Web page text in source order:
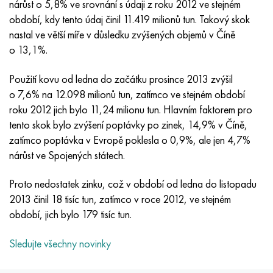
nárůst o 5,8% ve srovnání s údaji z roku 2012 ve stejném
období, kdy tento údaj činil 11.419 milionů tun. Takový skok
nastal ve větší míře v důsledku zvýšených objemů v Číně
o 13,1%.
Použití kovu od ledna do začátku prosince 2013 zvýšil
o 7,6% na 12.098 milionů tun, zatímco ve stejném období
roku 2012 jich bylo 11,24 milionu tun. Hlavním faktorem pro
tento skok bylo zvýšení poptávky po zinek, 14,9% v Číně,
zatímco poptávka v Evropě poklesla o 0,9%, ale jen 4,7%
nárůst ve Spojených státech.
Proto nedostatek zinku, což v období od ledna do listopadu
2013 činil 18 tisíc tun, zatímco v roce 2012, ve stejném
období, jich bylo 179 tisíc tun.
Sledujte všechny novinky
Inotherm
incotest
Kobalt 6B
maraging 250
René 41
Maraging 300
Maraging 350
MP35N
47ND
47НХР
49K2F, 49K2FA-VI
Slitina 50N
Slitina 50NP
50 NHS
Slitina 52N
52K12F
HN62VMYUT
HN62MVKYU
XN65VM
KhN65VMTYu
KhN67MVTYu
KhN68VKTYU
KhN68VMTYUK-vd
KhN70VMTYu
VT-35
PT-1M
PT-7M
2B
SPT-2 sv
AT3
3M
TL3
1.4466 - AISI 310MoLn
Slitina Al6xn
PH 13-8 Po - 1,4534
1,4542 - 17-4Ph®
Custom 455® - 1.4543 - uns s45500
1,4545 - 15-5Ph®
1,4548 - 17-4Ph®
1,4550 - AISI 347
10X17H13M3T
10X18N18Yu4D
12Х18Н9Т
13X11N2V2MF
15x11mf
15x12vnmf
15H12H2MVFAB
15X16K5N2MVFAB
2,0872, CuNi10Fe1Mn, Cw352h
Silikonový hliníkový bronz
křemíkový bronz
C65500, CuAl11Fe3
C65620, CuSi3Fe2Zn3
C65100, CuSi 1,5
Cín-olověný bronz
c92200, CuSn6Zn4Pb2
Červená mosaz
C84400, CuSn2ZnPb
45G2, 45g2, AISI 1144
Legovaná konstrukční ocel
12X2H4A, 15NiCr13, 1,5752
AC14, 11SMnPb30
20G, 20mn5
20XH3A, AISI 4320, 20hn3a
20HM, 24CrMo5, 20hm
25KhGM, 20CrMo5, 1,7264
Р6М5, 1.3343, hs6-5-2, sw7m
Р6М5К5, 1,3243, hs6-5-2-5
Р9М4К8,1,3207
R12F3, 1,3318, sw12
P18, 1,3355, hs18-0-1, sw18
Uhlíková ocel
У10,1.1645, C105W1
11G12, 110G13L, X120Mn12